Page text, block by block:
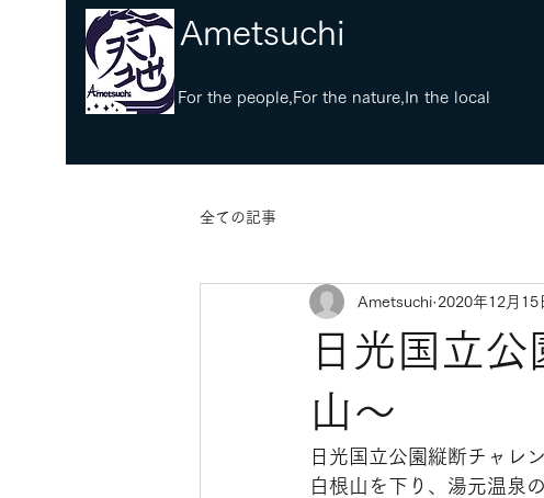
​Ametsuchi
​For the people,For the nature,In the local
全ての記事
日光国立
山〜
Ametsuchi 2020年12月15
日光国立公園縦断チャレ
白根山を下り、湯元温泉